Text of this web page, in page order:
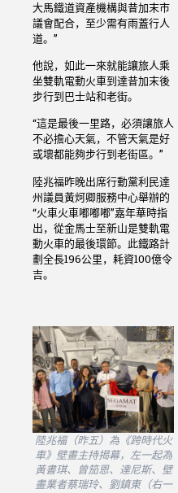
大馬鐵道資產機構與昔加末市
議會配合，至少需有雨蓋行人
道。”
他說，如此一來就能讓旅人乘
坐雙軌電動火車到達昔加末後
步行到巴士站和老街。
“這是最後一里路，必須讓旅人
不必擔心天氣，不管天氣是好
或壞都能夠步行到老街區。”
陸兆福昨晚出席行動黨利民達
州議員黃炣卿服務中心舉辦的
“火車火車嘟嘟嘟”嘉年華時指
出，從金馬士至新山是雙軌電
動火車的最後環節。此鐵路計
劃全長196公里，耗資100億令
吉。
陸兆福（昨五）為《跨時代火
車》壁畫主持揭幕，左一起為
黃書琪、曾笳恩、達尼斯、壁
畫業者蔡瑞玲、劉鎮東（右一